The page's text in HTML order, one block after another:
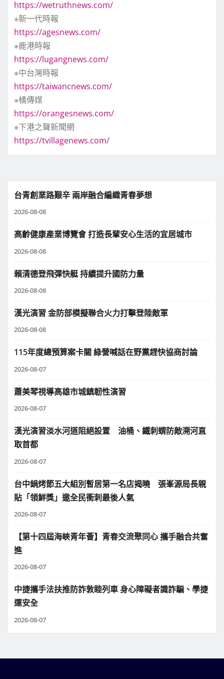
https://wetruthnews.com/
※新一代時報
https://agesnews.com/
※鹿港時報
https://lugangnews.com/
※中台灣時報
https://taiwancnews.com/
※橘傳媒
https://orangesnews.com/
※下港之聲新聞網
https://tvillagenews.com/
台青創業路艱辛 兩岸融合編織青春夢想
2026-08-08
高齡健康產業博覽會 打造長輩安心生活的宜居城市
2026-08-08
賴清德登飛彈快艇 持續提升國防力量
2026-08-08
漢光演習 金防部模擬聯合火力打擊登陸敵軍
2026-08-08
115年度總預算案卡關 綠營喊話在野黨趕快協商討論
2026-08-07
蕭美琴視導高雄市城鎮韌性演習
2026-08-07
漢光演習淡水河道阻絕設置 油桶、鐵刺蝟防敵溯河直
取首都
2026-08-07
台中鍋烤節五大組別暫居第一名店揭曉 張峯源局長親
貼「領鮮獎」邀全民衝刺最後人氣
2026-08-07
【第十四屆海峽青年薈】青春交流聚同心 攜手融合共奮
進
2026-08-07
中捷攜手法扶推防詐敦睦列車 身心障礙者識詐騙、學捷
運安全
2026-08-07